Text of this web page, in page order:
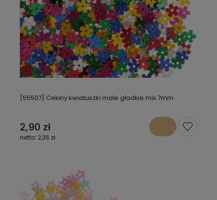
[55507] Cekiny kwiatuszki małe gładkie mix 7mm
2,90 zł
2,36 zł